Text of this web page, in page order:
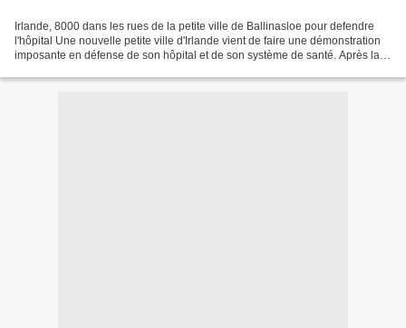
Irlande, 8000 dans les rues de la petite ville de Ballinasloe pour defendre
l'hôpital Une nouvelle petite ville d'Irlande vient de faire une démonstration
imposante en défense de son hôpital et de son système de santé. Après la